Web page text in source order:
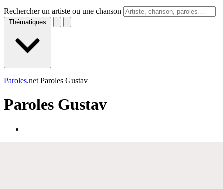
Rechercher un artiste ou une chanson
Thématiques
Paroles.net Paroles Gustav
Paroles Gustav